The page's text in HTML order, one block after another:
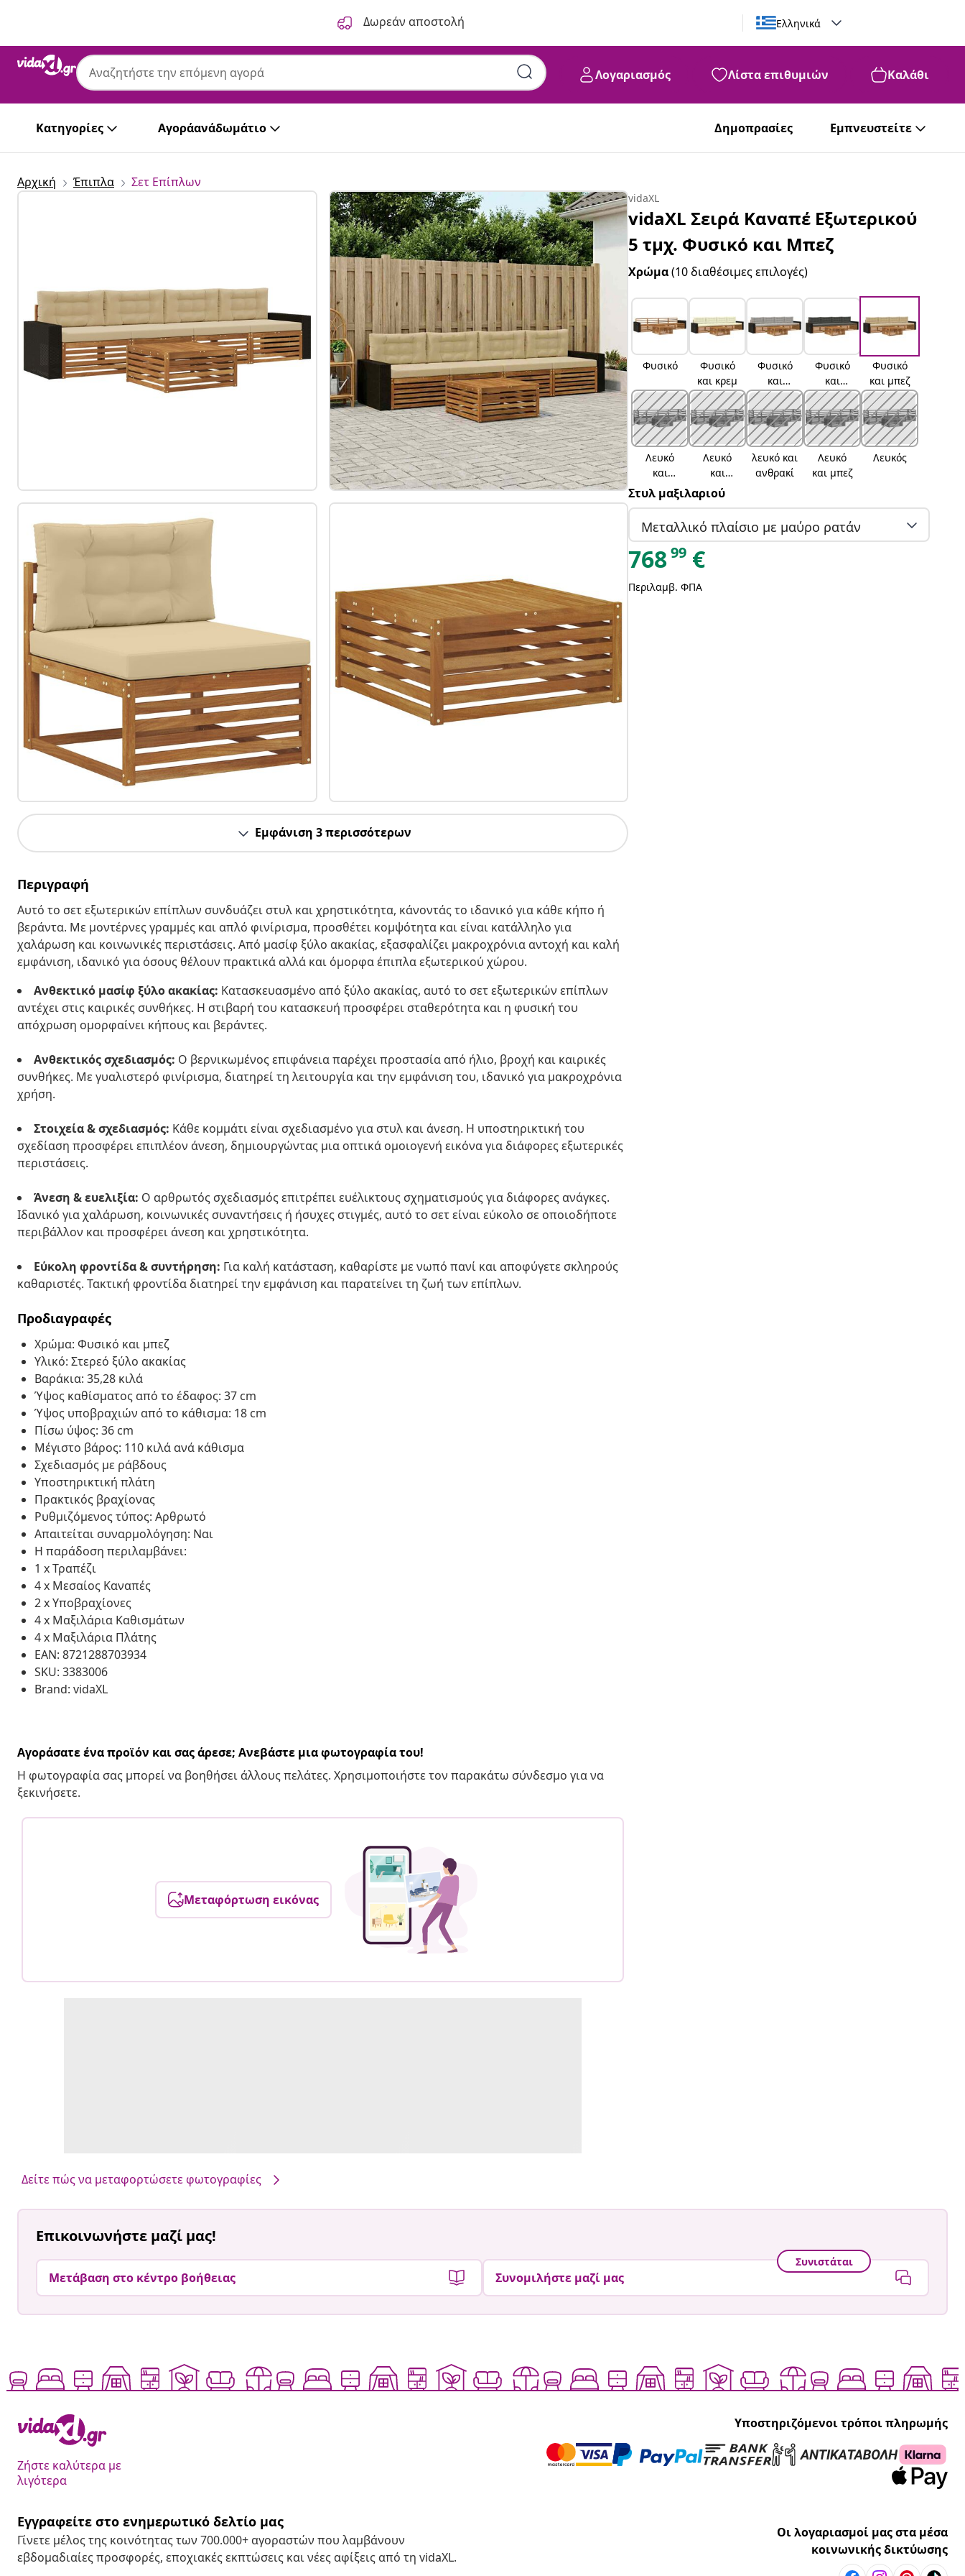
Δωρεάν αποστολή Ελληνικά
Λογαριασμός Λίστα επιθυμιών Καλάθι
Κατηγορίες Αγοράανάδωμάτιο Δημοπρασίες Εμπνευστείτε
Αρχική Έπιπλα Σετ Επίπλων
Εμφάνιση 3 περισσότερων
Περιγραφή
Αυτό το σετ εξωτερικών επίπλων συνδυάζει στυλ και χρηστικότητα, κάνοντάς το ιδανικό για κάθε κήπο ή
βεράντα. Με μοντέρνες γραμμές και απλό φινίρισμα, προσθέτει κομψότητα και είναι κατάλληλο για
χαλάρωση και κοινωνικές περιστάσεις. Από μασίφ ξύλο ακακίας, εξασφαλίζει μακροχρόνια αντοχή και καλή
εμφάνιση, ιδανικό για όσους θέλουν πρακτικά αλλά και όμορφα έπιπλα εξωτερικού χώρου.
Ανθεκτικό μασίφ ξύλο ακακίας: Κατασκευασμένο από ξύλο ακακίας, αυτό το σετ εξωτερικών επίπλων
αντέχει στις καιρικές συνθήκες. Η στιβαρή του κατασκευή προσφέρει σταθερότητα και η φυσική του
απόχρωση ομορφαίνει κήπους και βεράντες.
Ανθεκτικός σχεδιασμός: Ο βερνικωμένος επιφάνεια παρέχει προστασία από ήλιο, βροχή και καιρικές
συνθήκες. Με γυαλιστερό φινίρισμα, διατηρεί τη λειτουργία και την εμφάνιση του, ιδανικό για μακροχρόνια
χρήση.
Στοιχεία & σχεδιασμός: Κάθε κομμάτι είναι σχεδιασμένο για στυλ και άνεση. Η υποστηρικτική του
σχεδίαση προσφέρει επιπλέον άνεση, δημιουργώντας μια οπτικά ομοιογενή εικόνα για διάφορες εξωτερικές
περιστάσεις.
Άνεση & ευελιξία: Ο αρθρωτός σχεδιασμός επιτρέπει ευέλικτους σχηματισμούς για διάφορες ανάγκες.
Ιδανικό για χαλάρωση, κοινωνικές συναντήσεις ή ήσυχες στιγμές, αυτό το σετ είναι εύκολο σε οποιοδήποτε
περιβάλλον και προσφέρει άνεση και χρηστικότητα.
Εύκολη φροντίδα & συντήρηση: Για καλή κατάσταση, καθαρίστε με νωπό πανί και αποφύγετε σκληρούς
καθαριστές. Τακτική φροντίδα διατηρεί την εμφάνιση και παρατείνει τη ζωή των επίπλων.
Προδιαγραφές
Χρώμα: Φυσικό και μπεζ
Υλικό: Στερεό ξύλο ακακίας
Βαράκια: 35,28 κιλά
Ύψος καθίσματος από το έδαφος: 37 cm
Ύψος υποβραχιών από το κάθισμα: 18 cm
Πίσω ύψος: 36 cm
Μέγιστο βάρος: 110 κιλά ανά κάθισμα
Σχεδιασμός με ράβδους
Υποστηρικτική πλάτη
Πρακτικός βραχίονας
Ρυθμιζόμενος τύπος: Αρθρωτό
Απαιτείται συναρμολόγηση: Ναι
Η παράδοση περιλαμβάνει:
1 x Τραπέζι
4 x Μεσαίος Καναπές
2 x Υποβραχίονες
4 x Μαξιλάρια Καθισμάτων
4 x Μαξιλάρια Πλάτης
EAN: 8721288703934
SKU: 3383006
Brand: vidaXL
Αγοράσατε ένα προϊόν και σας άρεσε; Ανεβάστε μια φωτογραφία του!
Η φωτογραφία σας μπορεί να βοηθήσει άλλους πελάτες. Χρησιμοποιήστε τον παρακάτω σύνδεσμο για να
ξεκινήσετε.
Μεταφόρτωση εικόνας
Δείτε πώς να μεταφορτώσετε φωτογραφίες
vidaXL
vidaXL Σειρά Καναπέ Εξωτερικού
5 τμχ. Φυσικό και Μπεζ
Χρώμα(10 διαθέσιμες επιλογές)
Φυσικό
Φυσικό
και κρεμ
Φυσικό
και
ανοιχτό
γκρι
Φυσικό
και
ανθρακί
Φυσικό
και μπεζ
Λευκό
και
κρέμα
Λευκό
και
ανοιχτό
λευκό και
ανθρακί
Λευκό
και μπεζ
Λευκός
Στυλ μαξιλαριού
Μεταλλικό πλαίσιο με μαύρο ρατάν
76899 €
Περιλαμβ. ΦΠΑ
Επικοινωνήστε μαζί μας!
Μετάβαση στο κέντρο βοήθειας
Συνιστάται
Συνομιλήστε μαζί μας
Ζήστε καλύτερα με
λιγότερα
Υποστηριζόμενοι τρόποι πληρωμής
Εγγραφείτε στο ενημερωτικό δελτίο μας
Γίνετε μέλος της κοινότητας των 700.000+ αγοραστών που λαμβάνουν
εβδομαδιαίες προσφορές, εποχιακές εκπτώσεις και νέες αφίξεις από τη vidaXL.
Οι λογαριασμοί μας στα μέσα
κοινωνικής δικτύωσης